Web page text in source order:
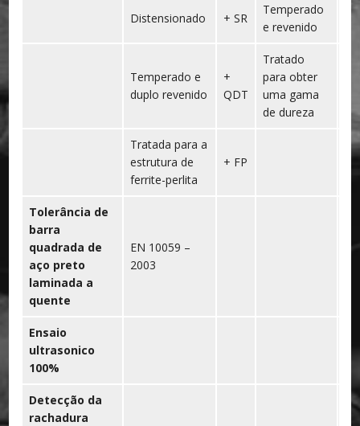
Distensionado + SR
Temperado
e revenido
+
Temperado e
duplo revenido
+
QDT
Tratado
para obter
uma gama
de dureza
Tratada para a
estrutura de
ferrite-perlita
+ FP
Tolerância de
barra
quadrada de
aço preto
laminada a
quente
EN 10059 –
2003
Ensaio
ultrasonico
100%
Detecção da
rachadura